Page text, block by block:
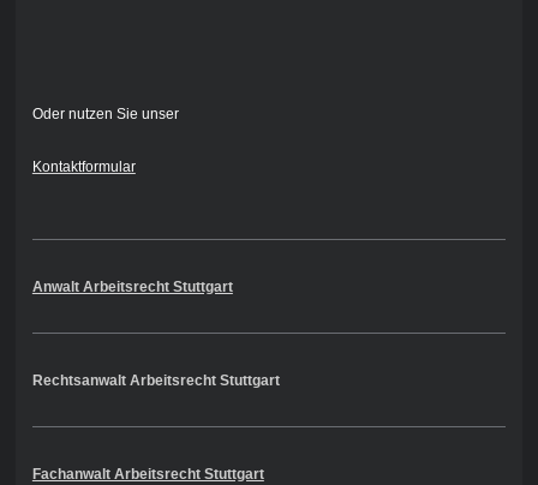
Oder nutzen Sie unser
Kontaktformular
Anwalt Arbeitsrecht Stuttgart
Rechtsanwalt Arbeitsrecht Stuttgart
Fachanwalt Arbeitsrecht Stuttgart